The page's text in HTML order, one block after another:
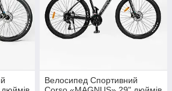
Велосипед Спортивний